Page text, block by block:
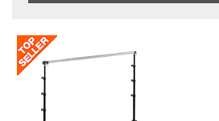
Pris
I lager
Beställd